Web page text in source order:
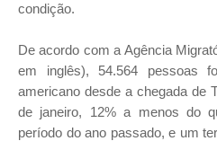
condição.
De acordo com a Agência
em inglês), 54.564 pessoas
americano desde a chegada de
de janeiro, 12% a menos do
período do ano passado, e um